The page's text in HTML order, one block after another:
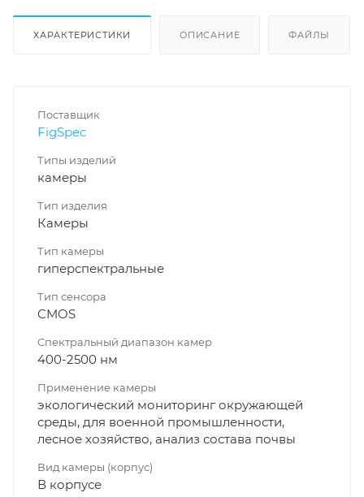
ХАРАКТЕРИСТИКИ ОПИСАНИЕ ФАЙЛЫ
Поставщик
FigSpec
Типы изделий
камеры
Тип изделия
Камеры
Тип камеры
гиперспектральные
Тип сенсора
CMOS
Спектральный диапазон камер
400-2500 нм
Применение камеры
экологический мониторинг окружающей
среды, для военной промышленности,
лесное хозяйство, анализ состава почвы
Вид камеры (корпус)
В корпусе